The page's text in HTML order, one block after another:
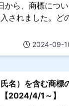
から、商標につ
されました。ど
2024-09-
名）を含む商標
2024/4/1～】